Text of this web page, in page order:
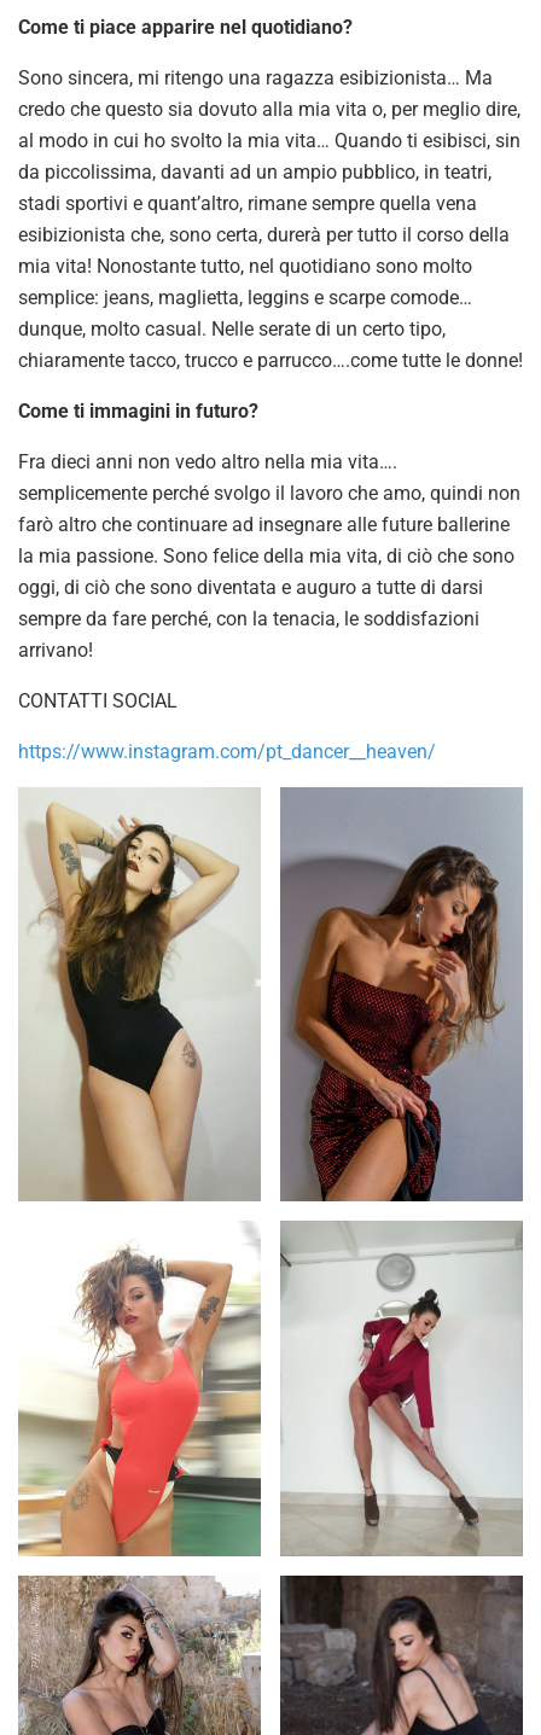
Come ti piace apparire nel quotidiano?
Sono sincera, mi ritengo una ragazza esibizionista… Ma
credo che questo sia dovuto alla mia vita o, per meglio dire,
al modo in cui ho svolto la mia vita… Quando ti esibisci, sin
da piccolissima, davanti ad un ampio pubblico, in teatri,
stadi sportivi e quant’altro, rimane sempre quella vena
esibizionista che, sono certa, durerà per tutto il corso della
mia vita! Nonostante tutto, nel quotidiano sono molto
semplice: jeans, maglietta, leggins e scarpe comode…
dunque, molto casual. Nelle serate di un certo tipo,
chiaramente tacco, trucco e parrucco….come tutte le donne!
Come ti immagini in futuro?
Fra dieci anni non vedo altro nella mia vita….
semplicemente perché svolgo il lavoro che amo, quindi non
farò altro che continuare ad insegnare alle future ballerine
la mia passione. Sono felice della mia vita, di ciò che sono
oggi, di ciò che sono diventata e auguro a tutte di darsi
sempre da fare perché, con la tenacia, le soddisfazioni
arrivano!
CONTATTI SOCIAL
https://www.instagram.com/pt_dancer__heaven/